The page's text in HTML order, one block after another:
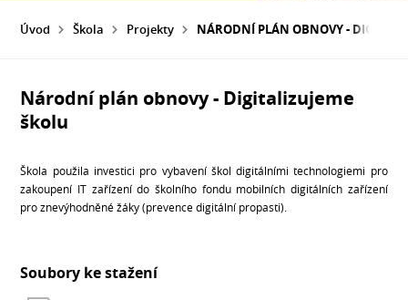
Úvod Škola Projekty NÁRODNÍ PLÁN OBNOVY -
Národní plán obnovy - Digitalizujeme
školu
Škola použila investici pro vybavení škol digitálními technologiemi pro
zakoupení IT zařízení do školního fondu mobilních digitálních zařízení
pro znevýhodněné žáky (prevence digitální propasti).
Soubory ke stažení